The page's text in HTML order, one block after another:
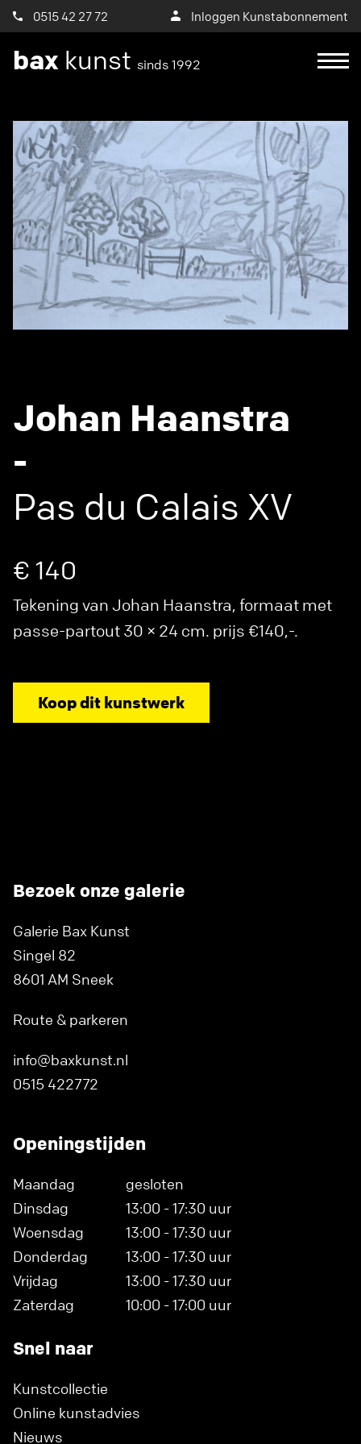
0515 42 27 72 Inloggen Kunstabonnement
bax kunst sinds 1992
Johan Haanstra
-
Pas du Calais XV
€ 140
Tekening van Johan Haanstra, formaat met
passe-partout 30 × 24 cm. prijs €140,-.
Koop dit kunstwerk
Bezoek onze galerie
Galerie Bax Kunst
Singel 82
8601 AM Sneek
Route & parkeren
info@baxkunst.nl
0515 422772
Openingstijden
Maandag
gesloten
Dinsdag
13:00 - 17:30 uur
Woensdag
13:00 - 17:30 uur
Donderdag
13:00 - 17:30 uur
Vrijdag
13:00 - 17:30 uur
Zaterdag
10:00 - 17:00 uur
Snel naar
Kunstcollectie
Online kunstadvies
Nieuws